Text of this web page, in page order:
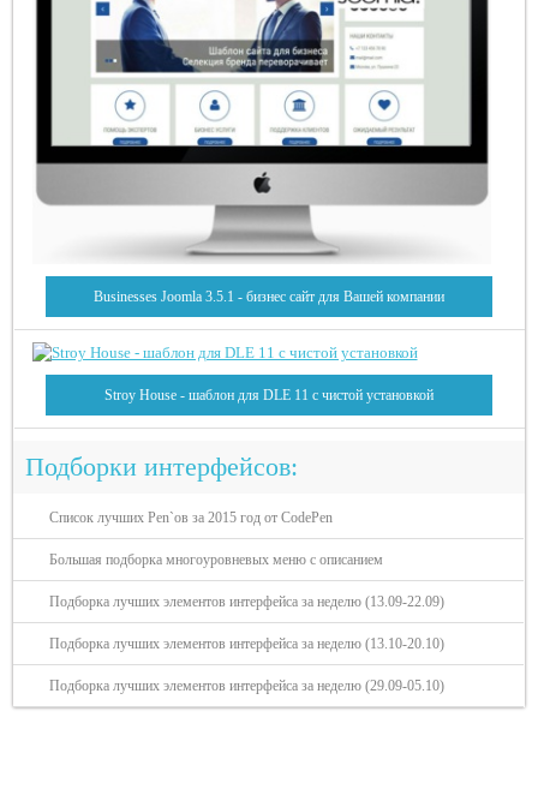
Businesses Joomla 3.5.1 - бизнес сайт для Вашей компании
Stroy House - шаблон для DLE 11 с чистой установкой
Подборки интерфейсов:
Список лучших Pen`ов за 2015 год от CodePen
Большая подборка многоуровневых меню с описанием
Подборка лучших элементов интерфейса за неделю (13.09-22.09)
Подборка лучших элементов интерфейса за неделю (13.10-20.10)
Подборка лучших элементов интерфейса за неделю (29.09-05.10)